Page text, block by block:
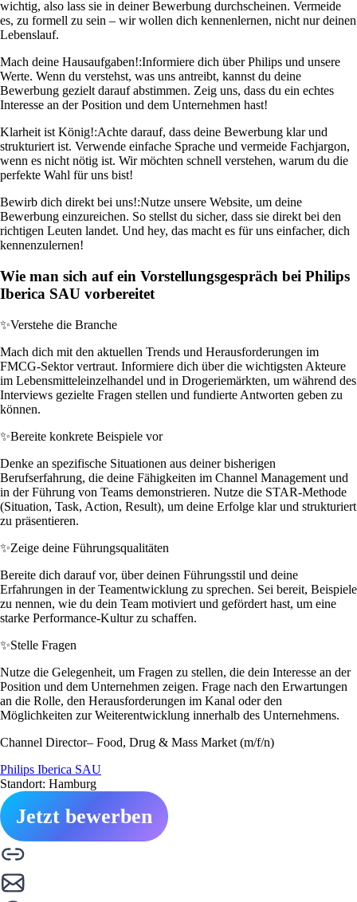
wichtig, also lass sie in deiner Bewerbung durchscheinen. Vermeide
es, zu formell zu sein – wir wollen dich kennenlernen, nicht nur deinen
Lebenslauf.
Mach deine Hausaufgaben!:Informiere dich über Philips und unsere
Werte. Wenn du verstehst, was uns antreibt, kannst du deine
Bewerbung gezielt darauf abstimmen. Zeig uns, dass du ein echtes
Interesse an der Position und dem Unternehmen hast!
Klarheit ist König!:Achte darauf, dass deine Bewerbung klar und
strukturiert ist. Verwende einfache Sprache und vermeide Fachjargon,
wenn es nicht nötig ist. Wir möchten schnell verstehen, warum du die
perfekte Wahl für uns bist!
Bewirb dich direkt bei uns!:Nutze unsere Website, um deine
Bewerbung einzureichen. So stellst du sicher, dass sie direkt bei den
richtigen Leuten landet. Und hey, das macht es für uns einfacher, dich
kennenzulernen!
Wie man sich auf ein Vorstellungsgespräch bei Philips
Iberica SAU vorbereitet
✨Verstehe die Branche
Mach dich mit den aktuellen Trends und Herausforderungen im
FMCG-Sektor vertraut. Informiere dich über die wichtigsten Akteure
im Lebensmitteleinzelhandel und in Drogeriemärkten, um während des
Interviews gezielte Fragen stellen und fundierte Antworten geben zu
können.
✨Bereite konkrete Beispiele vor
Denke an spezifische Situationen aus deiner bisherigen
Berufserfahrung, die deine Fähigkeiten im Channel Management und
in der Führung von Teams demonstrieren. Nutze die STAR-Methode
(Situation, Task, Action, Result), um deine Erfolge klar und strukturiert
zu präsentieren.
✨Zeige deine Führungsqualitäten
Bereite dich darauf vor, über deinen Führungsstil und deine
Erfahrungen in der Teamentwicklung zu sprechen. Sei bereit, Beispiele
zu nennen, wie du dein Team motiviert und gefördert hast, um eine
starke Performance-Kultur zu schaffen.
✨Stelle Fragen
Nutze die Gelegenheit, um Fragen zu stellen, die dein Interesse an der
Position und dem Unternehmen zeigen. Frage nach den Erwartungen
an die Rolle, den Herausforderungen im Kanal oder den
Möglichkeiten zur Weiterentwicklung innerhalb des Unternehmens.
Channel Director– Food, Drug & Mass Market (m/f/n)
Philips Iberica SAU
Standort: Hamburg
Jetzt bewerben